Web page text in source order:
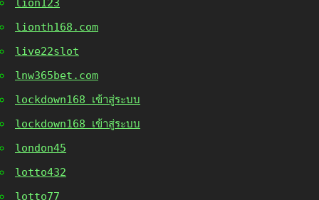
lion123
lionth168.com
live22slot
lnw365bet.com
lockdown168 เข้าสู่ระบบ
lockdown168 เข้าสู่ระบบ
london45
lotto432
lotto77